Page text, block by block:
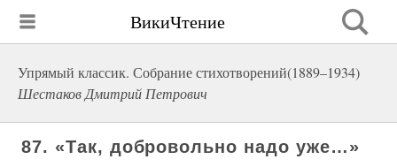
ВикиЧтение
Упрямый классик. Собрание стихотворений(1889–1934)
Шестаков Дмитрий Петрович
87. «Так, добровольно надо уже…»